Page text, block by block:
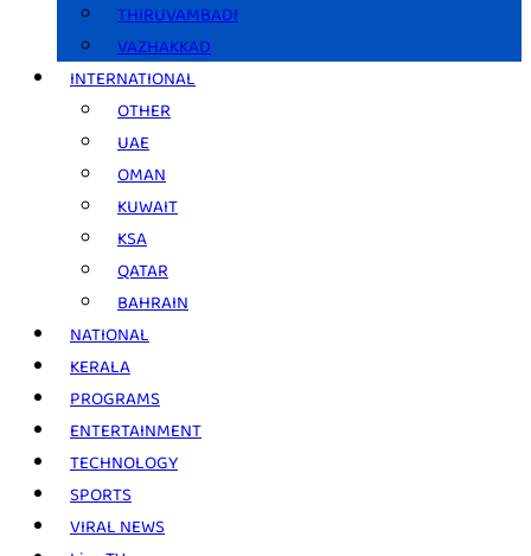
THIRUVAMBADI
VAZHAKKAD
INTERNATIONAL
OTHER
UAE
OMAN
KUWAIT
KSA
QATAR
BAHRAIN
NATIONAL
KERALA
PROGRAMS
ENTERTAINMENT
TECHNOLOGY
SPORTS
VIRAL NEWS